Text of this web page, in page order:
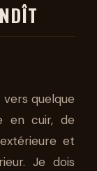
quelque
en cuir, de
et
Je dois